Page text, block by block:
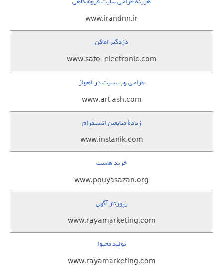
www.irandnn.ir
دزدگیر اماکن
www.sato-electronic.com
طراحی وب سایت در اهواز
www.artiash.com
زيادة متابعين انستقرام
www.instanik.com
خرید هاست
www.pouyasazan.org
رپورتاژ آگهی
www.rayamarketing.com
تولید محتوا
www.rayamarketing.com